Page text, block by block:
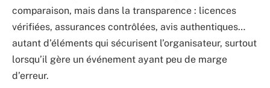
comparaison, mais dans la transparence : licences
vérifiées, assurances contrôlées, avis authentiques…
autant d’éléments qui sécurisent l’organisateur, surtout
lorsqu’il gère un événement ayant peu de marge
d’erreur.